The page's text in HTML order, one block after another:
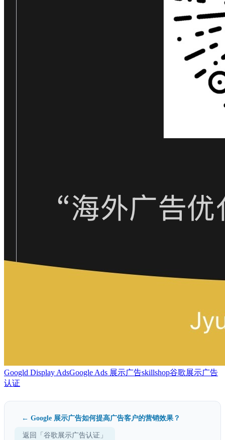
Googld Display AdsGoogle Ads 展示广告skillshop谷歌展示广告
认证
← Google 展示广告如何提高广告客户的营销效果？
返回「谷歌展示广告认证」